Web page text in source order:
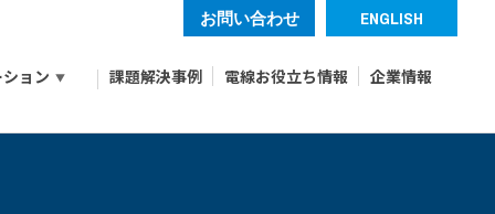
ョン 課題解決事例 電線お役立ち情報 企業情報
お問い合わせ ENGLISH